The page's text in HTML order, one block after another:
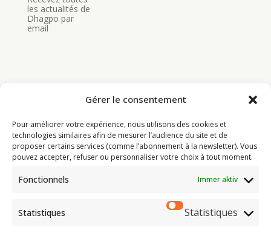
Gérer le consentement
Pour améliorer votre expérience, nous utilisons des cookies et
technologies similaires afin de mesurer l’audience du site et de
proposer certains services (comme l’abonnement à la newsletter). Vous
pouvez accepter, refuser ou personnaliser votre choix à tout moment.
Fonctionnels Immer aktiv
Statistiques Statistiques
les actualités de
Dhagpo par
email
Programme
Actualités
Ressources
Infos pratiques